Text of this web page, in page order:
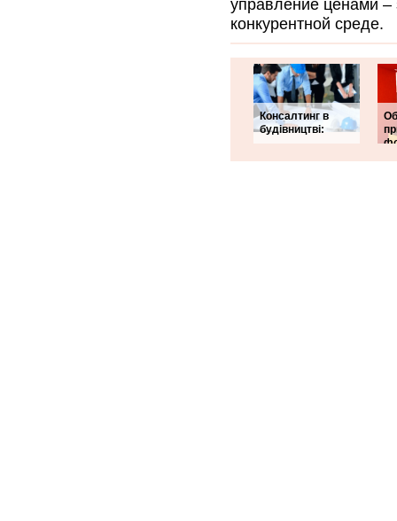
управление ценами –
конкурентной среде.
Консалтинг в
будівництві: